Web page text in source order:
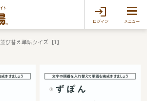
ログイン メニュー
並び替え単語クイズ【1】